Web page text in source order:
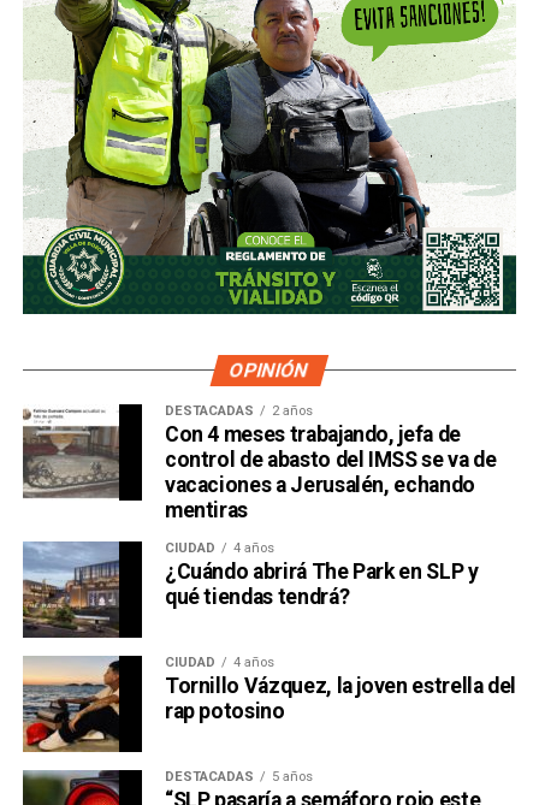
OPINIÓN
DESTACADAS 2 años
Con 4 meses trabajando, jefa de
control de abasto del IMSS se va de
vacaciones a Jerusalén, echando
mentiras
CIUDAD 4 años
¿Cuándo abrirá The Park en SLP y
qué tiendas tendrá?
CIUDAD 4 años
Tornillo Vázquez, la joven estrella del
rap potosino
DESTACADAS 5 años
“SLP pasaría a semáforo rojo este